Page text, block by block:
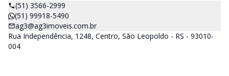
(51) 3566-2999
(51) 99918-5490
ag3@ag3imoveis.com.br
Rua Independência, 1248, Centro, São Leopoldo - RS - 93010-
004